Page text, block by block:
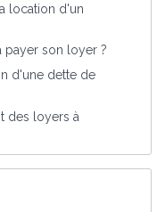
location d'un
payer son loyer ?
d'une dette de
des loyers à